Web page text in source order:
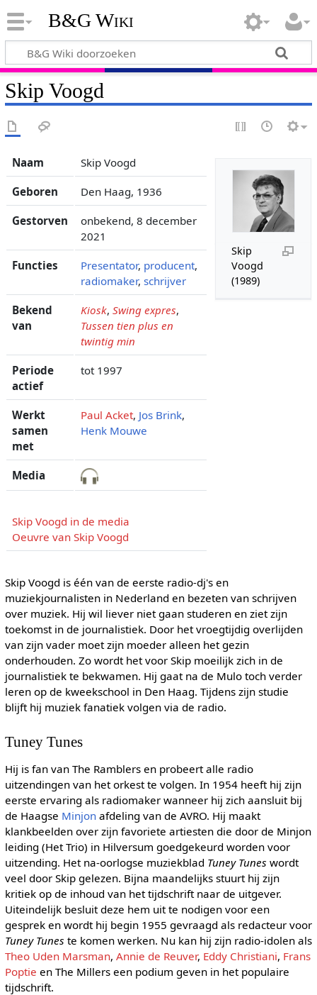
B&G Wiki
Skip Voogd
Skip
Voogd
(1989)
Naam Skip Voogd
Geboren Den Haag, 1936
Gestorven
onbekend, 8 december
2021
Functies Presentator, producent,
radiomaker, schrijver
Bekend
van
Kiosk, Swing expres,
Tussen tien plus en
twintig min
Periode
actief
tot 1997
Werkt
samen
met
Paul Acket, Jos Brink,
Henk Mouwe
Media
Skip Voogd in de media
Oeuvre van Skip Voogd
Skip Voogd is één van de eerste radio-dj's en
muziekjournalisten in Nederland en bezeten van schrijven
over muziek. Hij wil liever niet gaan studeren en ziet zijn
toekomst in de journalistiek. Door het vroegtijdig overlijden
van zijn vader moet zijn moeder alleen het gezin
onderhouden. Zo wordt het voor Skip moeilijk zich in de
journalistiek te bekwamen. Hij gaat na de Mulo toch verder
leren op de kweekschool in Den Haag. Tijdens zijn studie
blijft hij muziek fanatiek volgen via de radio.
Tuney Tunes
Hij is fan van The Ramblers en probeert alle radio
uitzendingen van het orkest te volgen. In 1954 heeft hij zijn
eerste ervaring als radiomaker wanneer hij zich aansluit bij
de Haagse Minjonafdeling van de AVRO. Hij maakt
klankbeelden over zijn favoriete artiesten die door de Minjon
leiding (Het Trio) in Hilversum goedgekeurd worden voor
uitzending. Het na-oorlogse muziekblad Tuney Tunes wordt
veel door Skip gelezen. Bijna maandelijks stuurt hij zijn
kritiek op de inhoud van het tijdschrift naar de uitgever.
Uiteindelijk besluit deze hem uit te nodigen voor een
gesprek en wordt hij begin 1955 gevraagd als redacteur voor
Tuney Tunes te komen werken. Nu kan hij zijn radio-idolen als
Theo Uden Marsman, Annie de Reuver, Eddy Christiani, Frans
Poptie en The Millers een podium geven in het populaire
tijdschrift.